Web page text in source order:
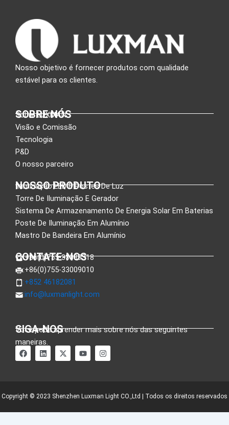
Nosso objetivo é fornecer produtos com qualidade
estável para os clientes.
SOBRE NÓS
Sobre LUXMAN
Visão e Comissão
Tecnologia
P&D
O nosso parceiro
NOSSO PRODUTO
Iluminação LED E Postes De Luz
Torre De Iluminação E Gerador
Sistema De Armazenamento De Energia Solar Em Baterias
Poste De Iluminação Em Alumínio
Mastro De Bandeira Em Alumínio
CONTATE-NOS
:+86(0)755-33089318
:+86(0)755-33009010
:+852 46182081
:info@luxmanlight.com
SIGA-NOS
Você pode aprender mais sobre nós das seguintes
maneiras.
F
a
o
L
i
i
X
-
t
r
Y
o
e
I
n
r
m
Copyright © 2023 Shenzhen Luxman Light CO.,Ltd | Todos os direitos reservados